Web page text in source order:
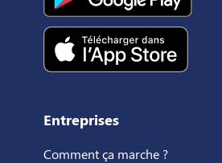
Entreprises
Comment ça marche ?